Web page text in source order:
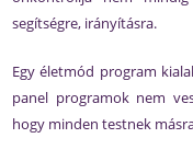
segítségre, irányításra.
Egy életmód program
panel programok nem
hogy minden testnek